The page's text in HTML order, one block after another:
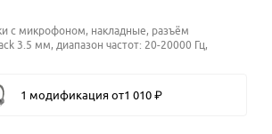
с микрофоном, накладные, разъём
3.5 мм, диапазон частот: 20-20000 Гц,
1 модификация от1 010 ₽